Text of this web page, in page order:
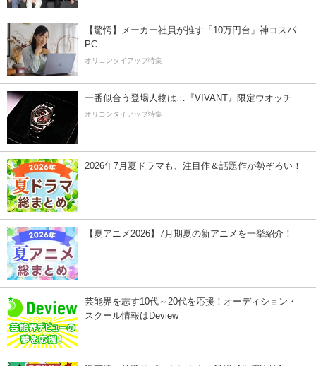
【驚愕】メーカー社員が推す「10万円台」神コスパ
PC
オリコンタイアップ特集
一番似合う登場人物は…『VIVANT』限定ウオッチ
オリコンタイアップ特集
2026年7月夏ドラマも、注目作＆話題作が勢ぞろい！
【夏アニメ2026】7月期夏の新アニメを一挙紹介！
芸能界を志す10代～20代を応援！オーディション・
スクール情報はDeview